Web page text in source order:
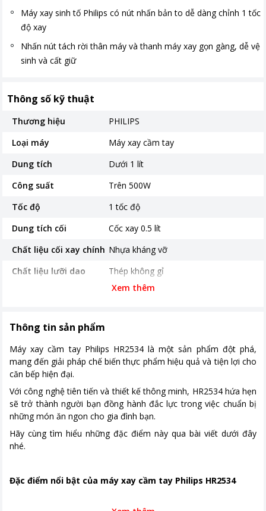
Máy xay sinh tố Philips có nút nhấn bản to dễ dàng chỉnh 1 tốc
độ xay
Nhấn nút tách rời thân máy và thanh máy xay gọn gàng, dễ vệ
sinh và cất giữ
Thông số kỹ thuật
Thương hiệu
PHILIPS
Loại máy
Máy xay cầm tay
Dung tích
Dưới 1 lít
Công suất
Trên 500W
Tốc độ
1 tốc độ
Dung tích cối
Cốc xay 0.5 lít
Chất liệu cối xay chính Nhựa kháng vỡ
Chất liệu lưỡi dao
Thép không gỉ
Bảo vệ lưỡi dao xay chống văng ra
Bảng điều khiển
Thời gian bảo hành
24 tháng
Năm ra mắt
2020
Nơi sản xuất
Trung Quốc
Kích thước, khối lượng
Cao 25 cm - Ngang 18 cm - Sâu 19
cm - Nặng 1.24 kg
Khoảng giá
Xem thêm
Thông tin sản phẩm
Máy xay cầm tay Philips HR2534 là một sản phẩm đột phá,
mang đến giải pháp chế biến thực phẩm hiệu quả và tiện lợi cho
căn bếp hiện đại.
Với công nghệ tiên tiến và thiết kế thông minh, HR2534 hứa hẹn
sẽ trở thành người bạn đồng hành đắc lực trong việc chuẩn bị
những món ăn ngon cho gia đình bạn.
Hãy cùng tìm hiểu những đặc điểm này qua bài viết dưới đây
nhé.
Đặc điểm nổi bật của máy xay cầm tay Philips HR2534